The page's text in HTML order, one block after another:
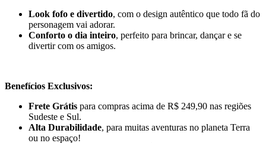
Look fofo e divertido, com o design autêntico que todo fã do
personagem vai adorar.
Conforto o dia inteiro, perfeito para brincar, dançar e se
divertir com os amigos.
Benefícios Exclusivos:
Frete Grátis para compras acima de R$ 249,90 nas regiões
Sudeste e Sul.
Alta Durabilidade, para muitas aventuras no planeta Terra
ou no espaço!